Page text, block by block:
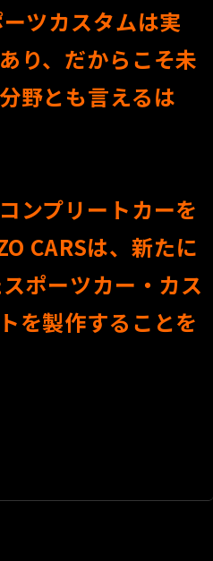
ツカスタムは実
り、だからこそ未
野とも言えるは
ンプリートカーを
CARSは、新たに
ポーツカー・カス
を製作することを